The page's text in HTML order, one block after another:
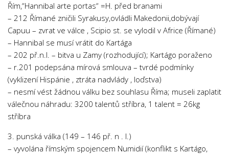
Řím,“Hannibal arte portas“ =H. před branami
– 212 Římané zničili Syrakusy,ovládli Makedonii,dobývají
Capuu – zvrat ve válce , Scipio st. se vylodil v Africe (Římané)
– Hannibal se musí vrátit do Kartága
– 202 př.n.l. – bitva u Zamy (rozhodující); Kartágo poraženo
– r.201 podepsána mírová smlouva – tvrdé podmínky
(vyklizení Hispánie , ztráta nadvlády , loďstva)
– nesmí vést žádnou válku bez souhlasu Říma; museli zaplatit
válečnou náhradu: 3200 talentů stříbra, 1 talent = 26kg
stříbra
3. punská válka (149 – 146 př. n . l.)
– vyvolána římským spojencem Numidií (konflikt s Kartágo,